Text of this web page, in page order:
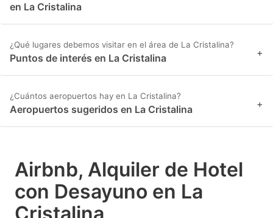
en La Cristalina
¿Qué lugares debemos visitar en el área de La Cristalina?
Puntos de interés en La Cristalina +
¿Cuántos aeropuertos hay en La Cristalina?
Aeropuertos sugeridos en La Cristalina +
Airbnb, Alquiler de Hotel
con Desayuno en La